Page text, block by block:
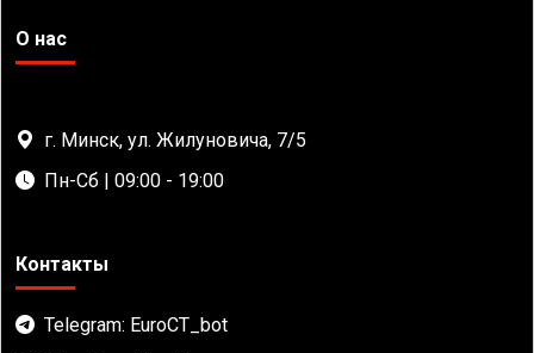
О нас
г. Минск, ул. Жилуновича, 7/5
Пн-Сб | 09:00 - 19:00
Контакты
Telegram: EuroCT_bot